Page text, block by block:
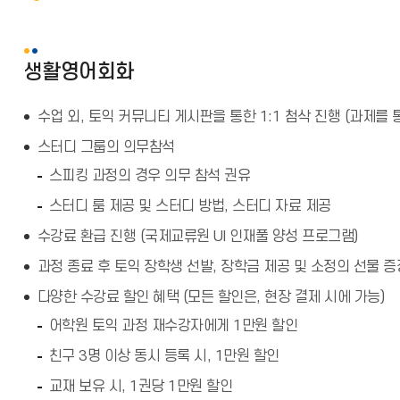
생활영어회화
수업 외, 토익 커뮤니티 게시판을 통한 1:1 첨삭 진행 (과제를
스터디 그룹의 의무참석
스피킹 과정의 경우 의무 참석 권유
스터디 룸 제공 및 스터디 방법, 스터디 자료 제공
수강료 환급 진행 (국제교류원 UI 인재풀 양성 프로그램)
과정 종료 후 토익 장학생 선발, 장학금 제공 및 소정의 선물 증
다양한 수강료 할인 혜택 (모든 할인은, 현장 결제 시에 가능)
어학원 토익 과정 재수강자에게 1만원 할인
친구 3명 이상 동시 등록 시, 1만원 할인
교재 보유 시, 1권당 1만원 할인